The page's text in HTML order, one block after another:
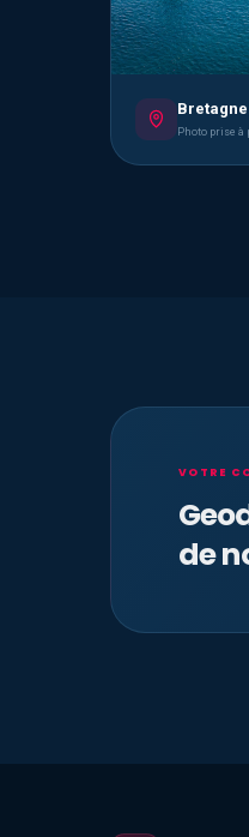
Bretagne
Photo prise à
VOTRE
de